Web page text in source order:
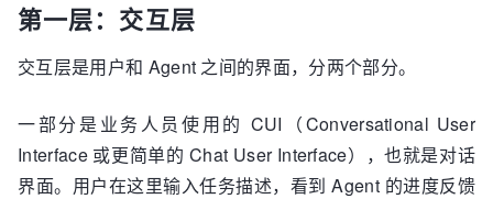
第一层：交互层
交互层是用户和 Agent 之间的界面，分两个部分。
一部分是业务人员使用的 CUI（Conversational User
Interface 或更简单的 Chat User Interface），也就是对话
界面。用户在这里输入任务描述，看到 Agent 的进度反馈